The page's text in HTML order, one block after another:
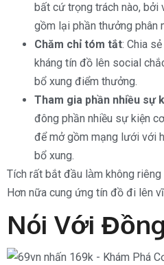
bất cứ trọng trách nào, bởi
gồm lại phần thưởng phân
Chăm chỉ tóm tắt: Chia
kháng tín đồ lên social
bổ xung điểm thưởng.
Tham gia phần nhiều sự
đông phần nhiều sự kiện
để mở gồm mạng lưới với
bổ xung.
Tích rất bắt đầu làm không
Hơn nữa cung ứng tín đồ đi lên
Nói Với